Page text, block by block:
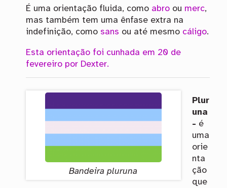
É uma orientação fluida, como abroou merc,
mas também tem uma ênfase extra na
indefinição, como sans ou até mesmo cáligo.
Esta orientação foi cunhada em 20 de
fevereiro por Dexter.
Bandeira pluruna
Plur
una
- é
uma
orie
nta
ção
que